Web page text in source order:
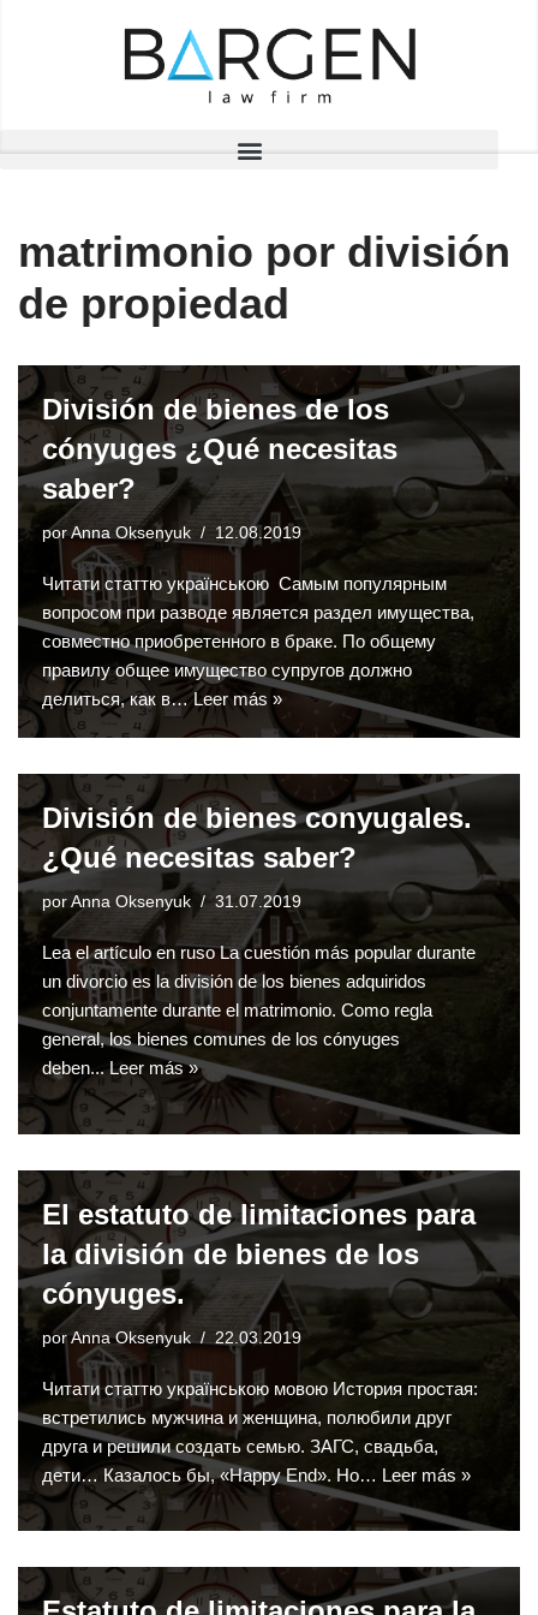
matrimonio por división
de propiedad
División de bienes de los
cónyuges ¿Qué necesitas
saber?
porAnna Oksenyuk 12.08.2019
Читати статтю українською Самым популярным
вопросом при разводе является раздел имущества,
совместно приобретенного в браке. По общему
правилу общее имущество супругов должно
делиться, как в…Leer más »
División de bienes conyugales.
¿Qué necesitas saber?
por Anna Oksenyuk 31.07.2019
Lea el artículo en ruso La cuestión más popular durante
un divorcio es la división de los bienes adquiridos
conjuntamente durante el matrimonio. Como regla
general, los bienes comunes de los cónyuges
deben...Leer más »
El estatuto de limitaciones para
la división de bienes de los
cónyuges.
porAnna Oksenyuk 22.03.2019
Читати статтю українською мовою История простая:
встретились мужчина и женщина, полюбили друг
друга и решили создать семью. ЗАГС, свадьба,
дети… Казалось бы, «Happy End». Но… Leer más »